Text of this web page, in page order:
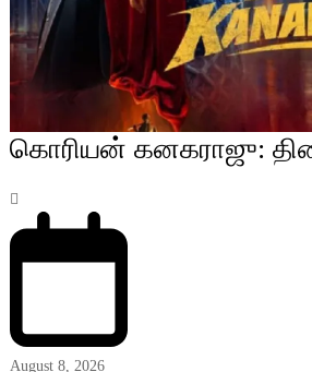
கொரியன் கனகராஜு:
August 8, 2026